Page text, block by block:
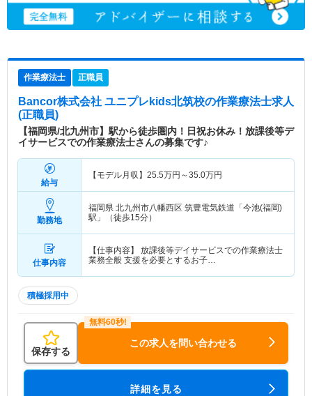
作業療法士 正職員
Bancor株式会社 ユニプレkids北筑校の作業療法士求人
(正職員)
【福岡県/北九州市】駅から徒歩圏内！日祝お休み！放課後等デ
イサービスでの作業療法士さんの募集です♪
給与
【モデル月収】 25.5万円～35.0万円
勤務地
福岡県 北九州市八幡西区 筑豊電気鉄道「今池(福岡)
駅」（徒歩15分）
仕事内容
【仕事内容】 放課後等デイサービスでの作業療法士
業務全般 支援を必要とするお子…
積極採用中
保存する
この求人を問い合わせる
詳細を見る